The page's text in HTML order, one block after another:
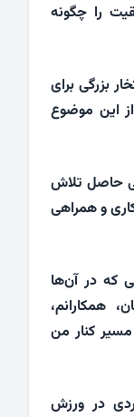
را چگونه
بزرگی برای
این موضوع
حاصل تلاش
و همراهی
که در آن‌ها
همکارانم،
کنار من
در ورزش